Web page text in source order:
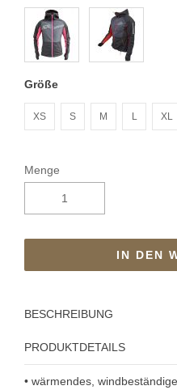
Größe
XS S M L XL
Menge
IN DEN
BESCHREIBUNG
PRODUKTDETAILS
• wärmendes,